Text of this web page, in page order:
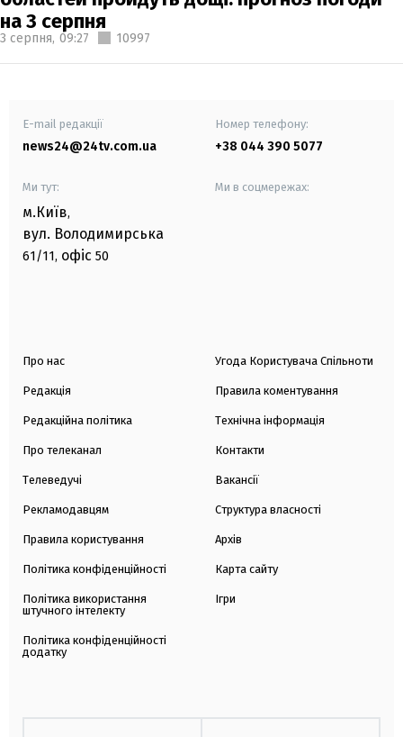
на 3 серпня
3 серпня, 09:27 10997
E-mail редакції
news24@24tv.com.ua
Номер телефону:
+38 044 390 5077
Ми тут:
м.Київ,
вул. Володимирська
61/11, офіс 50
Ми в соцмережах:
Про нас
Редакція
Редакційна політика
Про телеканал
Телеведучі
Рекламодавцям
Правила користування
Політика конфіденційності
Політика використання
штучного інтелекту
Політика конфіденційності
додатку
Угода Користувача Спільноти
Правила коментування
Технічна інформація
Контакти
Вакансії
Структура власності
Архів
Карта сайту
Ігри